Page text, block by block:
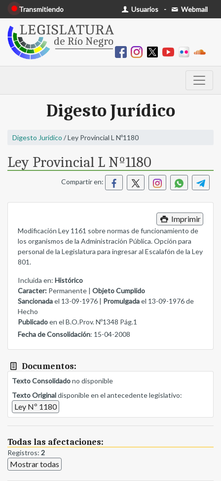
Transmitiendo Usuarios - Webmail
Digesto Jurídico
Digesto Jurídico / Ley Provincial L Nº1180
Ley Provincial L Nº1180
Compartir en:
Imprimir
Modificación Ley 1161 sobre normas de funcionamiento de
los organismos de la Administración Pública. Opción para
personal de la Legislatura para ingresar al Escalafón de la Ley
801.
Incluida en: Histórico
Caracter: Permanente | Objeto Cumplido
Sancionadael 13-09-1976 | Promulgadael 13-09-1976 de
Hecho
Publicadoen el B.O.Prov. Nº1348 Pág.1
Fecha de Consolidación: 15-04-2008
Documentos:
Texto Consolidadono disponible
Texto Originaldisponible en el antecedente legislativo:
Ley Nº 1180
Todas las afectaciones:
Registros: 2
Mostrar todas